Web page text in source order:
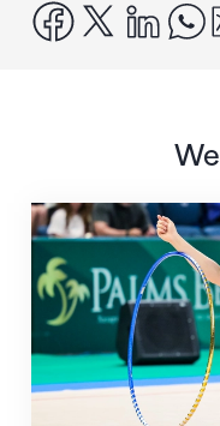
facebook
x
Nächster Halt: